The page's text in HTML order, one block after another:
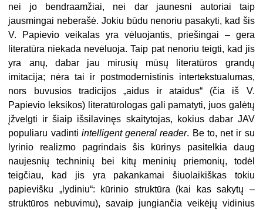
nei jo bendraamžiai, nei dar jaunesni autoriai taip
jausmingai neberašė. Jokiu būdu nenoriu pasakyti, kad šis
V. Papievio veikalas yra vėluojantis, priešingai – gera
literatūra niekada nevėluoja. Taip pat nenoriu teigti, kad jis
yra anų, dabar jau mirusių mūsų literatūros grandų
imitacija; nėra tai ir postmodernistinis intertekstualumas,
nors buvusios tradicijos „aidus ir ataidus“ (čia iš V.
Papievio leksikos) literatūrologas gali pamatyti, juos galėtų
įžvelgti ir šiaip išsilavinęs skaitytojas, kokius dabar JAV
populiaru vadinti intelligent general reader. Be to, net ir su
lyrinio realizmo pagrindais šis kūrinys pasitelkia daug
naujesnių techninių bei kitų meninių priemonių, todėl
teigčiau, kad jis yra pakankamai šiuolaikiškas tokiu
papievišku „lydiniu“: kūrinio struktūra (kai kas sakytų –
struktūros nebuvimu), savaip jungiančia veikėjų vidinius